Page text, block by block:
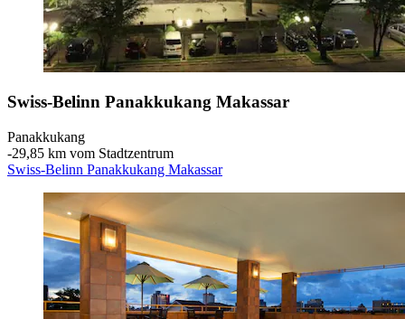
Swiss-Belinn Panakkukang Makassar
Panakkukang
‐29,85 km vom Stadtzentrum
Swiss-Belinn Panakkukang Makassar